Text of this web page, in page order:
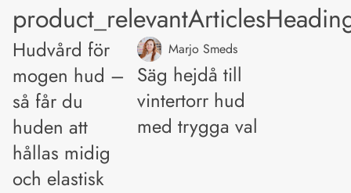
Hudvård för
mogen hud –
så får du
huden att
hållas midig
och elastisk
Marjo Smeds
Säg hejdå till
vintertorr hud
med trygga val